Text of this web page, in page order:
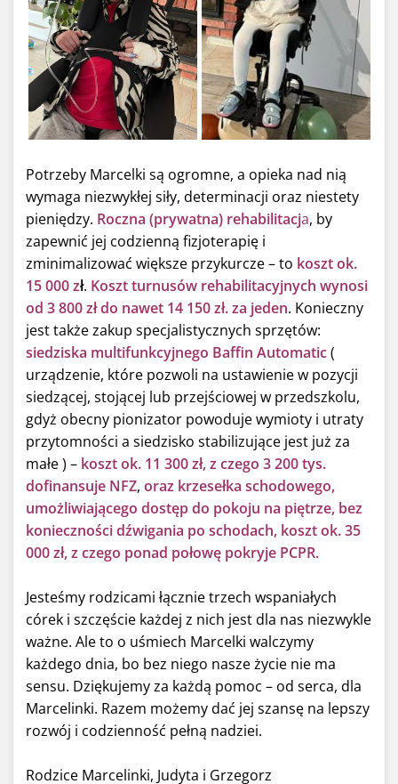
Potrzeby Marcelki są ogromne, a opieka nad nią
wymaga niezwykłej siły, determinacji oraz niestety
pieniędzy. Roczna (prywatna) rehabilitacja, by
zapewnić jej codzienną fizjoterapię i
zminimalizować większe przykurcze – to koszt ok.
15 000 zł. Koszt turnusów rehabilitacyjnych wynosi
od 3 800 zł do nawet 14 150 zł. za jeden. Konieczny
jest także zakup specjalistycznych sprzętów:
siedziska multifunkcyjnego Baffin Automatic(
urządzenie, które pozwoli na ustawienie w pozycji
siedzącej, stojącej lub przejściowej w przedszkolu,
gdyż obecny pionizator powoduje wymioty i utraty
przytomności a siedzisko stabilizujące jest już za
małe ) – koszt ok. 11 300 zł, z czego 3 200 tys.
dofinansuje NFZ, oraz krzesełka schodowego,
umożliwiającego dostęp do pokoju na piętrze, bez
konieczności dźwigania po schodach, koszt ok. 35
000 zł, z czego ponad połowę pokryje PCPR.
Jesteśmy rodzicami łącznie trzech wspaniałych
córek i szczęście każdej z nich jest dla nas niezwykle
ważne. Ale to o uśmiech Marcelki walczymy
każdego dnia, bo bez niego nasze życie nie ma
sensu. Dziękujemy za każdą pomoc – od serca, dla
Marcelinki. Razem możemy dać jej szansę na lepszy
rozwój i codzienność pełną nadziei.
Rodzice Marcelinki, Judyta i Grzegorz